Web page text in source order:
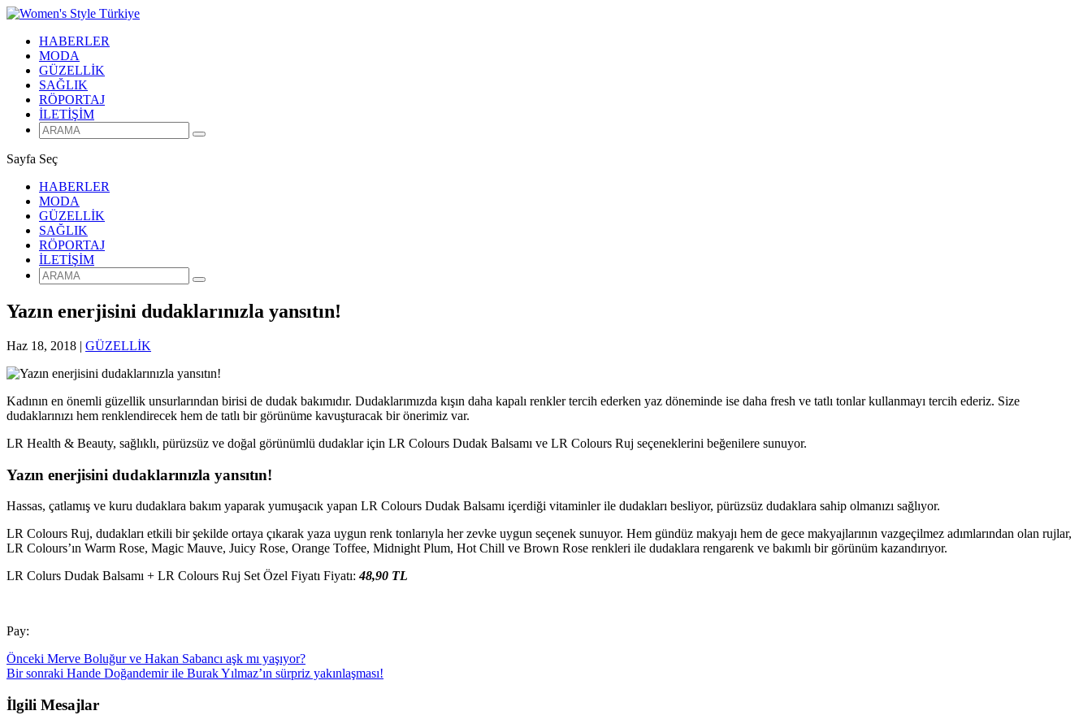
HABERLER
MODA
GÜZELLİK
SAĞLIK
RÖPORTAJ
İLETİŞİM
Sayfa Seç
HABERLER
MODA
GÜZELLİK
SAĞLIK
RÖPORTAJ
İLETİŞİM
Yazın enerjisini dudaklarınızla yansıtın!
Haz 18, 2018 | GÜZELLİK
Kadının en önemli güzellik unsurlarından birisi de dudak bakımıdır. Dudaklarımızda kışın daha kapalı renkler tercih ederken yaz döneminde ise daha fresh ve tatlı tonlar kullanmayı tercih ederiz. Size
dudaklarınızı hem renklendirecek hem de tatlı bir görünüme kavuşturacak bir önerimiz var.
LR Health & Beauty, sağlıklı, pürüzsüz ve doğal görünümlü dudaklar için LR Colours Dudak Balsamı ve LR Colours Ruj seçeneklerini beğenilere sunuyor.
Yazın enerjisini dudaklarınızla yansıtın!
Hassas, çatlamış ve kuru dudaklara bakım yaparak yumuşacık yapan LR Colours Dudak Balsamı içerdiği vitaminler ile dudakları besliyor, pürüzsüz dudaklara sahip olmanızı sağlıyor.
LR Colours Ruj, dudakları etkili bir şekilde ortaya çıkarak yaza uygun renk tonlarıyla her zevke uygun seçenek sunuyor. Hem gündüz makyajı hem de gece makyajlarının vazgeçilmez adımlarından olan rujlar,
LR Colours’ın Warm Rose, Magic Mauve, Juicy Rose, Orange Toffee, Midnight Plum, Hot Chill ve Brown Rose renkleri ile dudaklara rengarenk ve bakımlı bir görünüm kazandırıyor.
LR Colurs Dudak Balsamı + LR Colours Ruj Set Özel Fiyatı Fiyatı:48,90 TL
Pay:
Önceki Merve Boluğur ve Hakan Sabancı aşk mı yaşıyor?
Bir sonraki Hande Doğandemir ile Burak Yılmaz’ın sürpriz yakınlaşması!
İlgili Mesajlar